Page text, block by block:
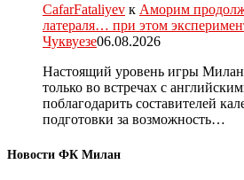
CafarFataliyev к Аморим
латераля… при этом
Чуквуезе06.08.2026
Настоящий уровень игры
только во встречах с
поблагодарить составителей
подготовки за возможность…
Новости ФК Милан